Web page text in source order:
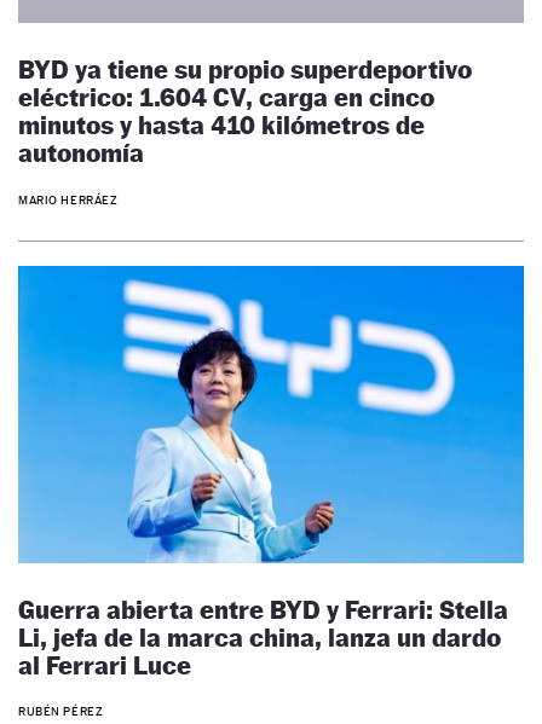
BYD ya tiene su propio superdeportivo
eléctrico: 1.604 CV, carga en cinco
minutos y hasta 410 kilómetros de
autonomía
MARIO HERRÁEZ
Guerra abierta entre BYD y Ferrari: Stella
Li, jefa de la marca china, lanza un dardo
al Ferrari Luce
RUBÉN PÉREZ